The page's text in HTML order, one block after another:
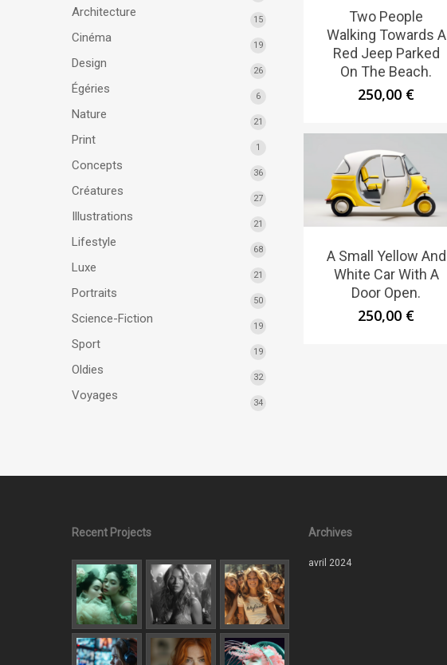
Architecture
15
Cinéma
19
Design
26
Égéries
6
Nature
21
Print
1
Concepts
36
Créatures
27
Illustrations
21
Lifestyle
68
Luxe
21
Portraits
50
Science-Fiction
19
Sport
19
Oldies
32
Voyages
34
Two People
Walking Towards A
Red Jeep Parked
On The Beach.
250,00 €
A Small Yellow And
White Car With A
Door Open.
250,00 €
Recent Projects Archives
avril 2024